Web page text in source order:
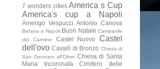
7 wonders cities America s Cup
America's cup a Napoli
Amerigo Vespucci Antonio Canova
Befana a Napoli Buon Natale Campanile
del Carmine
Castel Nuovo
Castel
dell'ovo Cavalli di Bronzo Chiesa di
San Gennaro all'Olmo Chiesa di Santa
Maria Incoronata
Cimitero delle